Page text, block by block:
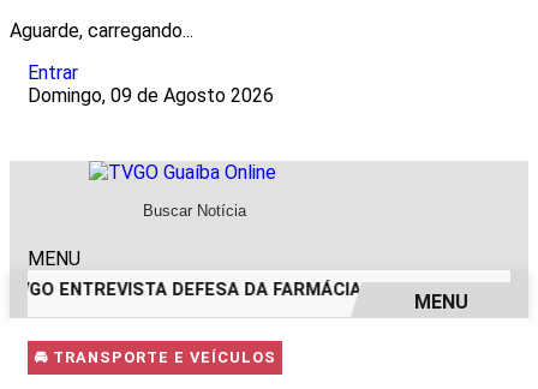
Aguarde, carregando...
Entrar
Domingo, 09 de Agosto 2026
MENU
ENTREVISTA DEFESA DA FARMÁCIA INVESTIGADA EM
EM ALTA
MENU
🚘 TRANSPORTE E VEÍCULOS